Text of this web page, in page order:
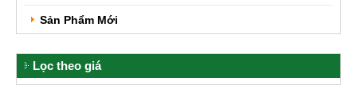
Sản Phẩm Mới
Lọc theo giá